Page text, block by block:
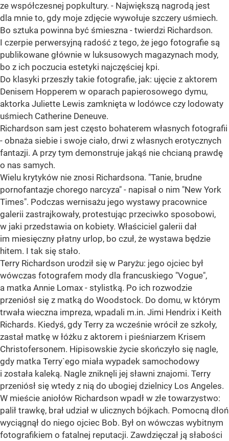
ze współczesnej popkultury. - Największą nagrodą jest
dla mnie to, gdy moje zdjęcie wywołuje szczery uśmiech.
Bo sztuka powinna być śmieszna - twierdzi Richardson.
I czerpie perwersyjną radość z tego, że jego fotografie są
publikowane głównie w luksusowych magazynach mody,
bo z ich poczucia estetyki najczęściej kpi.
Do klasyki przeszły takie fotografie, jak: ujęcie z aktorem
Denisem Hopperem w oparach papierosowego dymu,
aktorka Juliette Lewis zamknięta w lodówce czy lodowaty
uśmiech Catherine Deneuve.
Richardson sam jest często bohaterem własnych fotografii
- obnaża siebie i swoje ciało, drwi z własnych erotycznych
fantazji. A przy tym demonstruje jakąś nie chcianą prawdę
o nas samych.
Wielu krytyków nie znosi Richardsona. "Tanie, brudne
pornofantazje chorego narcyza" - napisał o nim "New York
Times". Podczas wernisażu jego wystawy pracownice
galerii zastrajkowały, protestując przeciwko sposobowi,
w jaki przedstawia on kobiety. Właściciel galerii dał
im miesięczny płatny urlop, bo czuł, że wystawa będzie
hitem. I tak się stało.
Terry Richardson urodził się w Paryżu: jego ojciec był
wówczas fotografem mody dla francuskiego "Vogue",
a matka Annie Lomax - stylistką. Po ich rozwodzie
przeniósł się z matką do Woodstock. Do domu, w którym
trwała wieczna impreza, wpadali m.in. Jimi Hendrix i Keith
Richards. Kiedyś, gdy Terry za wcześnie wrócił ze szkoły,
zastał matkę w łóżku z aktorem i pieśniarzem Krisem
Christofersonem. Hipisowskie życie skończyło się nagle,
gdy matka Terry`ego miała wypadek samochodowy
i została kaleką. Nagle zniknęli jej sławni znajomi. Terry
przeniósł się wtedy z nią do ubogiej dzielnicy Los Angeles.
W mieście aniołów Richardson wpadł w złe towarzystwo:
palił trawkę, brał udział w ulicznych bójkach. Pomocną dłoń
wyciągnął do niego ojciec Bob. Był on wówczas wybitnym
fotografikiem o fatalnej reputacji. Zawdzięczał ją słabości